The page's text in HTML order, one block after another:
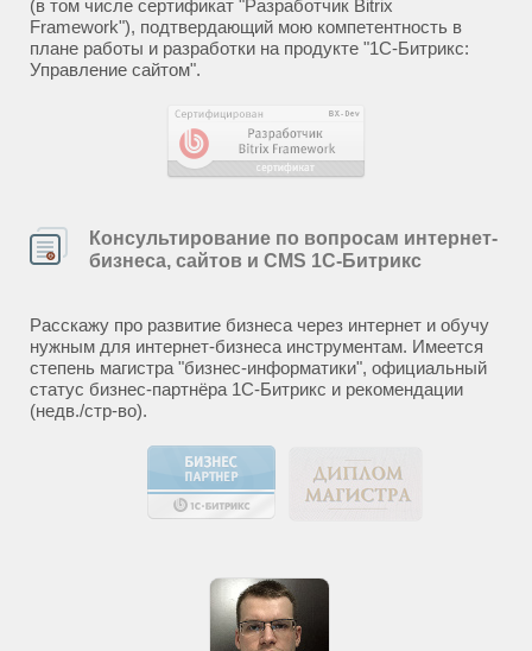
(в том числе сертификат "Разработчик Bitrix
Framework"), подтвердающий мою компетентность в
плане работы и разработки на продукте "1С-Битрикс:
Управление сайтом".
Консультирование по вопросам интернет-
бизнеса, сайтов и CMS 1С-Битрикс
Расскажу про развитие бизнеса через интернет и обучу
нужным для интернет-бизнеса инструментам. Имеется
степень магистра "бизнес-информатики", официальный
статус бизнес-партнёра 1С-Битрикс и рекомендации
(недв./стр-во).